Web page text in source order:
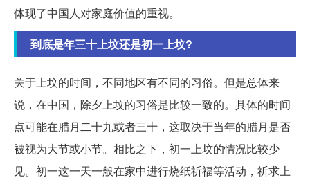
体现了中国人对家庭价值的重视。
到底是年三十上坟还是初一上坟?
关于上坟的时间，不同地区有不同的习俗。但是总体来
说，在中国，除夕上坟的习俗是比较一致的。具体的时间
点可能在腊月二十九或者三十，这取决于当年的腊月是否
被视为大节或小节。相比之下，初一上坟的情况比较少
见。初一这一天一般在家中进行烧纸祈福等活动，祈求上